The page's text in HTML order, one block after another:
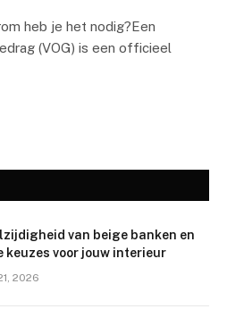
heb je het nodig?Een
(VOG) is een officieel
van beige banken en
keuzes voor jouw interieur
2026